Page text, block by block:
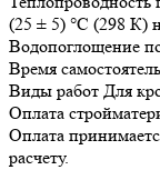
(25 ± 5) °С (298 К)
Водопоглощение
Время
Виды работ Для
Оплата
Оплата
расчету.